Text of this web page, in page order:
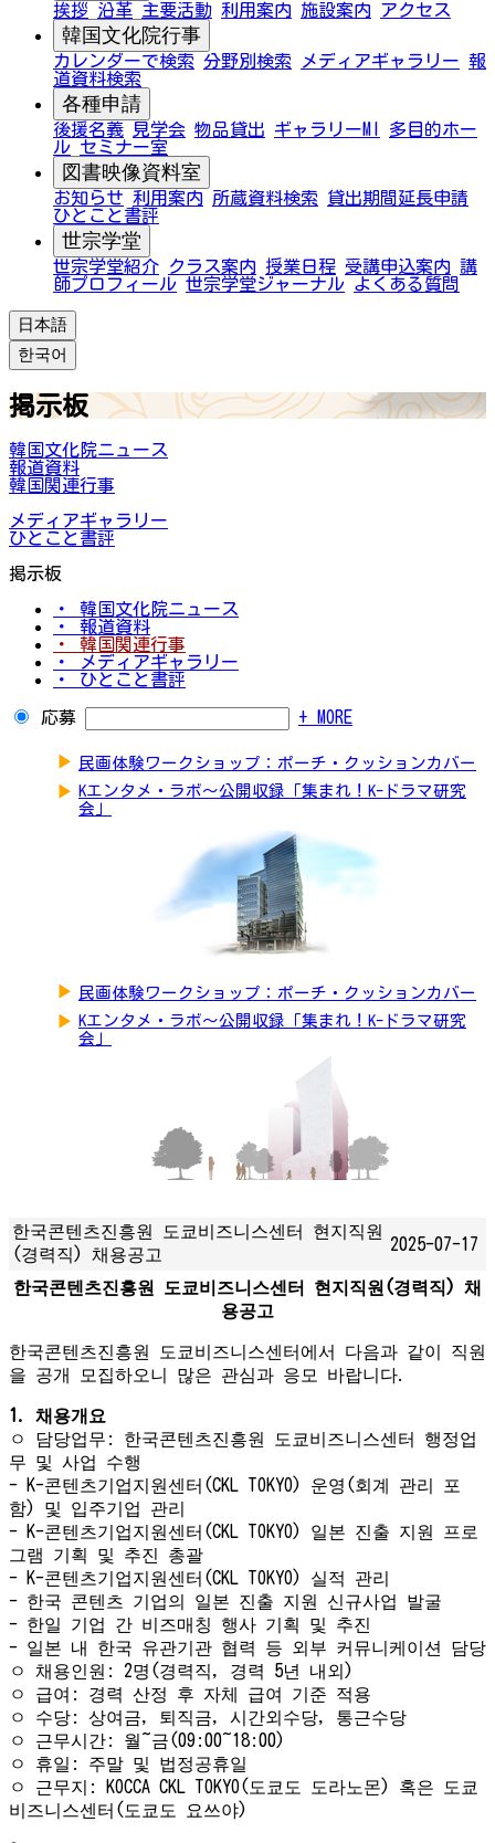
挨拶 沿革 主要活動 利用案内 施設案内 アクセス
韓国文化院行事
カレンダーで検索 分野別検索 メディアギャラリー 報
道資料検索
各種申請
後援名義 見学会 物品貸出 ギャラリーMI
多目的ホー
ル セミナー室
図書映像資料室
お知らせ 利用案内 所蔵資料検索
貸出期間延長申請
ひとこと書評
世宗学堂
世宗学堂紹介 クラス案内 授業日程 受講申込案内 講
師プロフィール 世宗学堂ジャーナル よくある質問
日本語
한국어
掲示板
韓国文化院ニュース
報道資料
韓国関連行事
メディアギャラリー
ひとこと書評
掲示板
・ 韓国文化院ニュース
・ 報道資料
・ 韓国関連行事
・ メディアギャラリー
・ ひとこと書評
応募 + MORE
▶ 民画体験ワークショップ：ポーチ・クッションカバー
▶ Kエンタメ・ラボ～公開収録「集まれ！K-ドラマ研究
会」
▶ 民画体験ワークショップ：ポーチ・クッションカバー
▶ Kエンタメ・ラボ～公開収録「集まれ！K-ドラマ研究
会」
한국콘텐츠진흥원 도쿄비즈니스센터 현지직원
(경력직) 채용공고
2025-07-17
한국콘텐츠진흥원 도쿄비즈니스센터 현지직원(경력직) 채
용공고
한국콘텐츠진흥원 도쿄비즈니스센터에서 다음과 같이 직원
을 공개 모집하오니 많은 관심과 응모 바랍니다.
1. 채용개요
ㅇ 담당업무: 한국콘텐츠진흥원 도쿄비즈니스센터 행정업
무 및 사업 수행
- K-콘텐츠기업지원센터(CKL TOKYO) 운영(회계 관리 포
함) 및 입주기업 관리
- K-콘텐츠기업지원센터(CKL TOKYO) 일본 진출 지원 프로
그램 기획 및 추진 총괄
- K-콘텐츠기업지원센터(CKL TOKYO) 실적 관리
- 한국 콘텐츠 기업의 일본 진출 지원 신규사업 발굴
- 한일 기업 간 비즈매칭 행사 기획 및 추진
- 일본 내 한국 유관기관 협력 등 외부 커뮤니케이션 담당
ㅇ 채용인원: 2명(경력직, 경력 5년 내외)
ㅇ 급여: 경력 산정 후 자체 급여 기준 적용
ㅇ 수당: 상여금, 퇴직금, 시간외수당, 통근수당
ㅇ 근무시간: 월~금(09:00~18:00)
ㅇ 휴일: 주말 및 법정공휴일
ㅇ 근무지: KOCCA CKL TOKYO(도쿄도 도라노몬) 혹은 도쿄
비즈니스센터(도쿄도 요쓰야)